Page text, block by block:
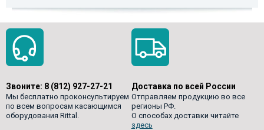
Звоните: 8 (812) 927-27-21
Мы бесплатно проконсультируем
по всем вопросам касающимся
оборудования Rittal.
Доставка по всей России
Отправляем продукцию во все
регионы РФ.
О способах доставки читайте
здесь